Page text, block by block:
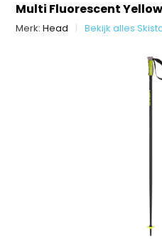
Multi Fluorescent Yellow
Merk:Head Bekijk alles